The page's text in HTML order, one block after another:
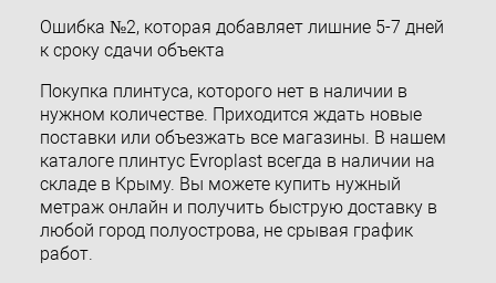
Ошибка №2, которая добавляет лишние 5-7 дней
к сроку сдачи объекта
Покупка плинтуса, которого нет в наличии в
нужном количестве. Приходится ждать новые
поставки или объезжать все магазины. В нашем
каталоге плинтус Evroplast всегда в наличии на
складе в Крыму. Вы можете купить нужный
метраж онлайн и получить быструю доставку в
любой город полуострова, не срывая график
работ.